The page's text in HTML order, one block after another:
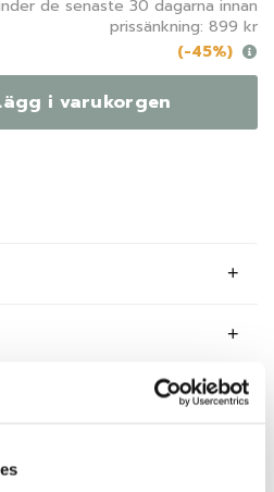
de senaste 30 dagarna innan
prissänkning: 899 kr
(-45%)
i varukorgen